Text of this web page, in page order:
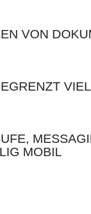
VON
MOBIL